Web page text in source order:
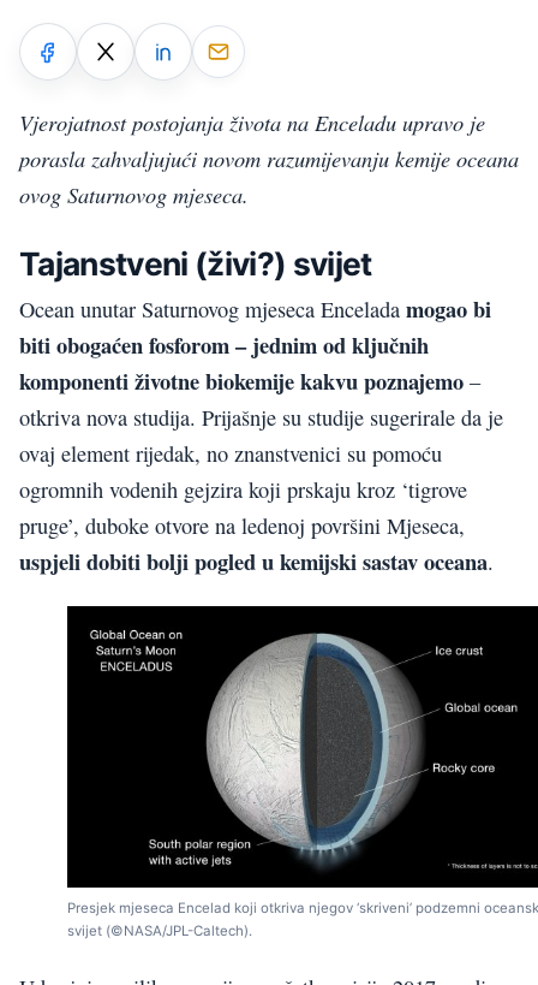
Vjerojatnost postojanja života na Enceladu upravo je
porasla zahvaljujući novom razumijevanju kemije oceana
ovog Saturnovog mjeseca.
Tajanstveni (živi?) svijet
Ocean unutar Saturnovog mjeseca Encelada mogao bi
biti obogaćen fosforom – jednim od ključnih
komponenti životne biokemije kakvu poznajemo –
otkriva nova studija. Prijašnje su studije sugerirale da je
ovaj element rijedak, no znanstvenici su pomoću
ogromnih vodenih gejzira koji prskaju kroz ‘tigrove
pruge’, duboke otvore na ledenoj površini Mjeseca,
uspjeli dobiti bolji pogled u kemijski sastav oceana.
Presjek mjeseca Encelad koji otkriva njegov ‘skriveni’ podzemni
svijet (©NASA/JPL-Caltech).